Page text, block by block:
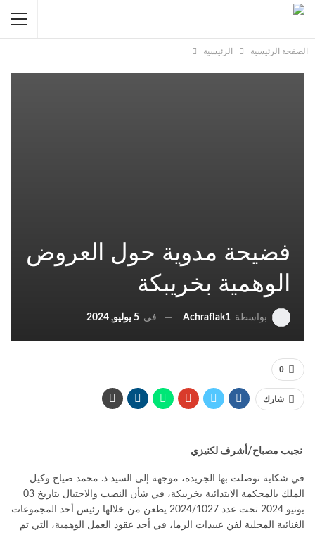
الصفحة الرئيسية الرئيسية
فضيحة مدوية حول العروض
الوهمية بخريبكة
بواسطة Achraflak1 في 5 يوليو, 2024
0
شارك
نجيب مصباح/أشرف لكنيزي
في شكاية توصلت بها الجريدة، موجهة إلى السيد ذ. محمد صياح وكيل
الملك بالمحكمة الابتدائية بخريبكة، في شأن النصب والاحتيال بتاريخ 03
يونيو 2024 تحت عدد 2024/1027 يطعن من خلالها رئيس أحد المجموعات
الغنائية المحلية لفن عبيدات الرما، في أحد عقود العمل الوهمية، التي تم